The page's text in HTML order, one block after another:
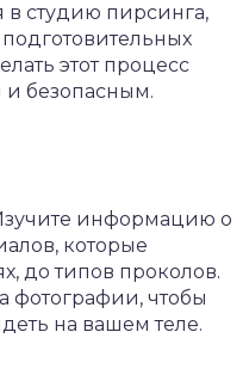
в студию пирсинга,
этот процесс
безопасным.
информацию о
которые
до типов проколов.
фотографии, чтобы
на вашем теле.